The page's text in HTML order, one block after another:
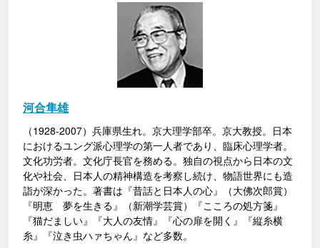
河合隼雄
（1928-2007）兵庫県生れ。京大理学部卒。京大教授。日本
におけるユング派心理学の第一人者であり、臨床心理学者。
文化功労者。文化庁長官を務める。独自の視点から日本の文
化や社会、日本人の精神構造を考察し続け、物語世界にも造
詣が深かった。著書は『昔話と日本人の心』（大佛次郎賞）
『明恵 夢を生きる』（新潮学芸賞）『こころの処方箋』
『猫だましい』『大人の友情』『心の扉を開く』『縦糸横
糸』『泣き虫ハァちゃん』など多数。